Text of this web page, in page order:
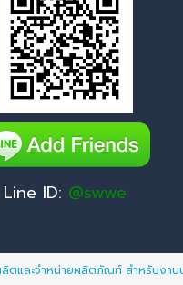
Line ID: @swwe
ตและจำหน่ายผลิตภัณฑ์ สำหรับงาน